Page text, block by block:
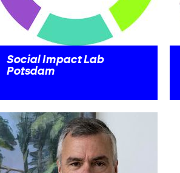
Social Impact Lab
Potsdam